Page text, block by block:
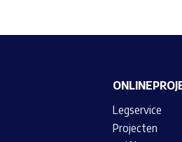
Legservice
Projecten